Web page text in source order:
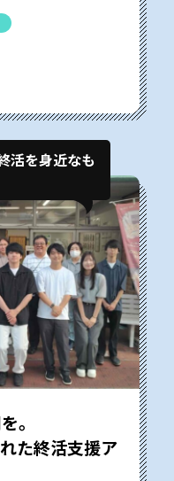
活を身近なも
。
た終活支援ア